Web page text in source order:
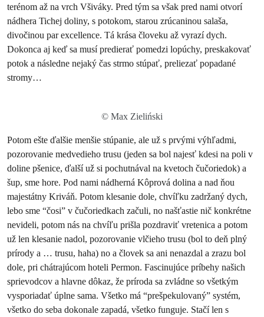
terénom až na vrch Všiváky. Pred tým sa však pred nami otvorí
nádhera Tichej doliny, s potokom, starou zrúcaninou salaša,
divočinou par excellence. Tá krása človeku až vyrazí dych.
Dokonca aj keď sa musí predierať pomedzi lopúchy, preskakovať
potok a následne nejaký čas strmo stúpať, preliezať popadané
stromy…
© Max Zieliński
Potom ešte ďalšie menšie stúpanie, ale už s prvými výhľadmi,
pozorovanie medvedieho trusu (jeden sa bol najesť kdesi na poli v
doline pšenice, ďalší už si pochutnával na kvetoch čučoriedok) a
šup, sme hore. Pod nami nádherná Kôprová dolina a nad ňou
majestátny Kriváň. Potom klesanie dole, chvíľku zadržaný dych,
lebo sme “čosi” v čučoriedkach začuli, no našťastie nič konkrétne
nevideli, potom nás na chvíľu prišla pozdraviť vretenica a potom
už len klesanie nadol, pozorovanie vlčieho trusu (bol to deň plný
prírody a … trusu, haha) no a človek sa ani nenazdal a zrazu bol
dole, pri chátrajúcom hoteli Permon. Fascinujúce príbehy našich
sprievodcov a hlavne dôkaz, že príroda sa zvládne so všetkým
vysporiadať úplne sama. Všetko má “prešpekulovaný” systém,
všetko do seba dokonale zapadá, všetko funguje. Stačí len s